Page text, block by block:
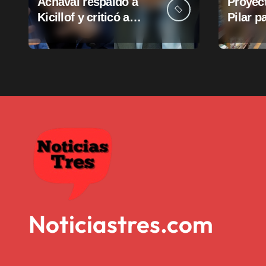
n
d
e
r
d
Kicillof y criticó a
Milei
Pilar
Noticiastres.com